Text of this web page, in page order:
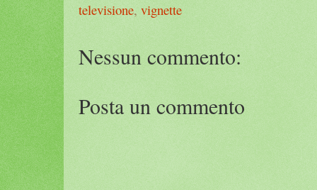
televisione, vignette
Nessun commento:
Posta un commento